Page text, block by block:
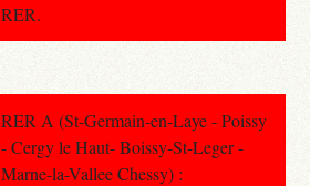
RER.
RER A (St-Germain-en-Laye - Poissy
- Cergy le Haut- Boissy-St-Leger -
Marne-la-Vallee Chessy) :